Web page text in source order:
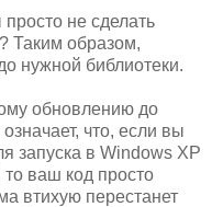
не сделать
? Таким образом,
нужной библиотеки.
обновлению до
что, если вы
запуска в Windows XP
ваш код просто
втихую перестанет